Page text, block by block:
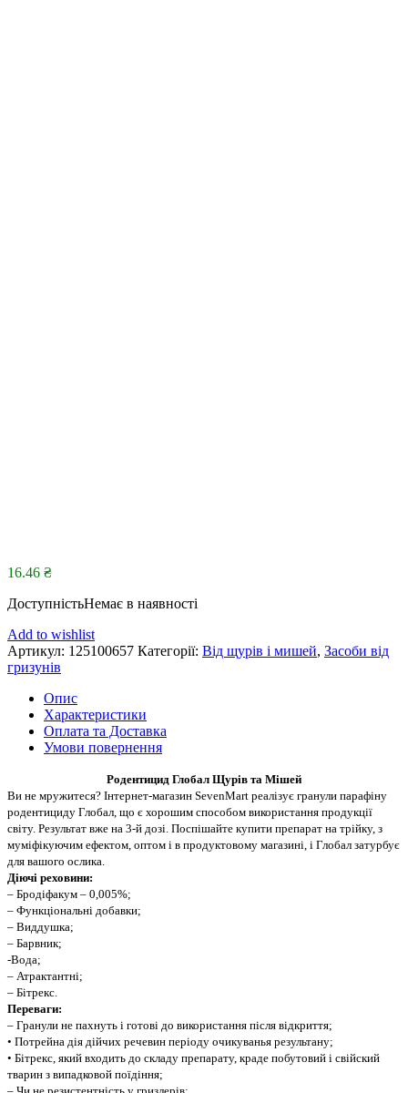
16.46 ₴
ДоступністьНемає в наявності
Add to wishlist
Артикул: 125100657 Категорії: Від щурів і мишей, Засоби від
гризунів
Опис
Характеристики
Оплата та Доставка
Умови повернення
Родентицид Глобал Щурів та Мішей
Ви не мружитеся? Інтернет-магазин SevenMart реалізує гранули парафіну
родентициду Глобал, що є хорошим способом використання продукції
світу. Результат вже на 3-й дозі. Поспішайте купити препарат на трійку, з
муміфікуючим ефектом, оптом і в продуктовому магазині, і Глобал затурбує
для вашого ослика.
Діючі реховини:
– Бродіфакум – 0,005%;
– Функціональні добавки;
– Виддушка;
– Барвник;
-Вода;
– Атрактантні;
– Бітрекс.
Переваги:
– Гранули не пахнуть і готові до використання після відкриття;
• Потрейна дія дійчих речевин періоду очикуванья результану;
• Бітрекс, який входить до складу препарату, краде побутовий і свійский
тварин з випадковой поїдіння;